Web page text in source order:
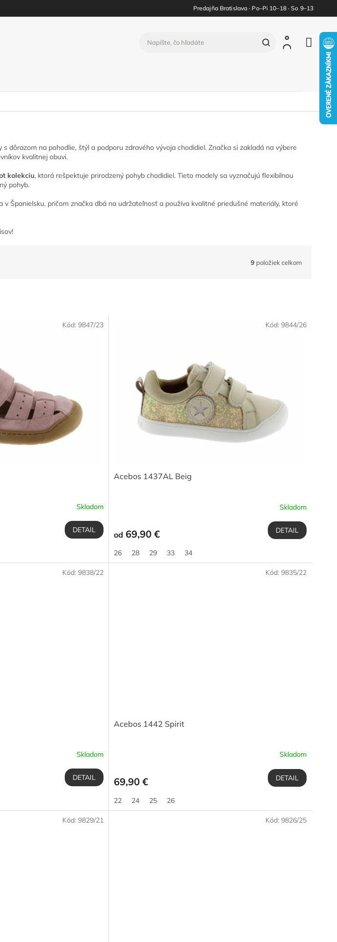
Predajňa Bratislava · Po–Pi 10–18 · So 9–13
dôrazom na pohodlie, štýl a podporu zdravého vývoja chodidiel. Značka si zakladá na výbere
kvalitnej obuvi.
kolekciu, ktorá rešpektuje prirodzený pohyb chodidiel. Tieto modely sa vyznačujú flexibilnou
pohyb.
Španielsku, pričom značka dbá na udržateľnosť a používa kvalitné priedušné materiály, ktoré
9 položiek celkom
Skladom
DETAIL
Kód: 9847/23
Acebos 1437AL Beig
Skladom
od 69,90 € DETAIL
26 28 29 33 34
Kód: 9844/26
Skladom
DETAIL
Kód: 9838/22
Acebos 1442 Spirit
Skladom
69,90 € DETAIL
22 24 25 26
Kód: 9835/22
Kód: 9829/21 Kód: 9826/25